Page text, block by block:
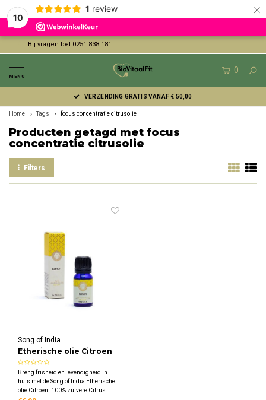
10
1 review ×
Bij vragen bel 0251 838 181
MENU
0
VERZENDING GRATIS VANAF € 50,00
Home Tags focus concentratie citrusolie
Producten getagd met focus
concentratie citrusolie
Filters
Song of India
Etherische olie Citroen
Breng frisheid en levendigheid in
huis met de Song of India Etherische
olie Citroen. 100% zuivere Citrus